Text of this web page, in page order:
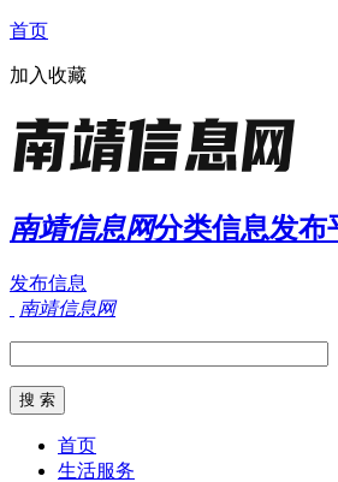
首页
加入收藏
南靖信息网分类信息发布
发布信息
南靖信息网
首页
生活服务